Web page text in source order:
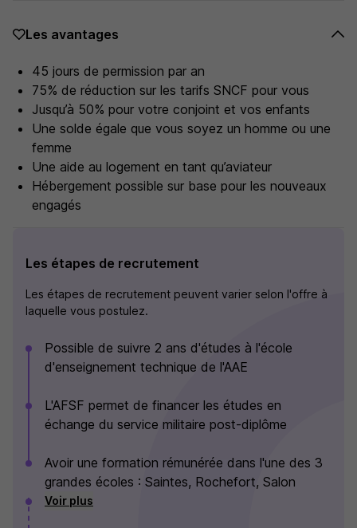
Les avantages
45 jours de permission par an
75% de réduction sur les tarifs SNCF pour vous
Jusqu’à 50% pour votre conjoint et vos enfants
Une solde égale que vous soyez un homme ou une
femme
Une aide au logement en tant qu’aviateur
Hébergement possible sur base pour les nouveaux
engagés
Les étapes de recrutement
Les étapes de recrutement peuvent varier selon l'offre à
laquelle vous postulez.
Possible de suivre 2 ans d'études à l'école
d'enseignement technique de l'AAE
L'AFSF permet de financer les études en
échange du service militaire post-diplôme
Avoir une formation rémunérée dans l'une des 3
grandes écoles : Saintes, Rochefort, Salon
Voir plus